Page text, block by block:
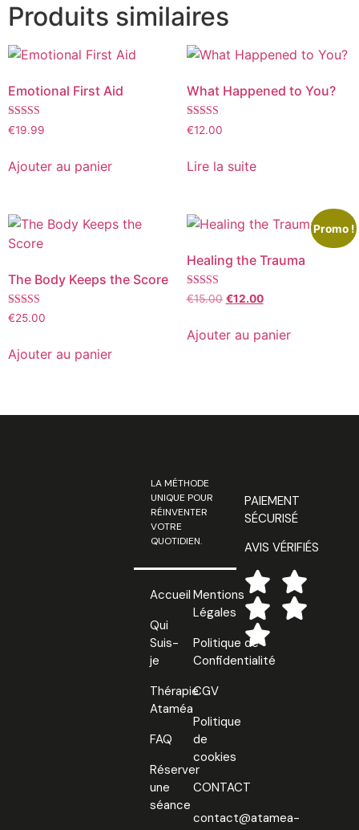
Produits similaires
Emotional First Aid
Note
5.00
€19.99
Ajouter au panier
What Happened to You?
Note
5.00
€12.00
Lire la suite
The Body Keeps the Score
Note
5.00
€25.00
Ajouter au panier
Promo !
Healing the Trauma
Note
5.00
€15.00 €12.00
Ajouter au panier
LA MÉTHODE
UNIQUE POUR
RÉINVENTER
VOTRE
QUOTIDIEN.
Accueil
Qui
Suis-
je
Thérapie
Ataméa
FAQ
Réserver
une
séance
Mentions
Légales
Politique de
Confidentialité
CGV
Politique
de
cookies
CONTACT
contact@atamea-
PAIEMENT
SÉCURISÉ
AVIS VÉRIFIÉS